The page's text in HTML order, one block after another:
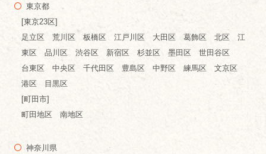
東京都
[東京23区]
足立区 荒川区 板橋区 江戸川区 大田区 葛飾区 北区 江
東区 品川区 渋谷区 新宿区 杉並区 墨田区 世田谷区
台東区 中央区 千代田区 豊島区 中野区 練馬区 文京区
港区 目黒区
[町田市]
町田地区 南地区
神奈川県